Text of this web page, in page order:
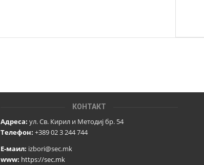
КОНТАКТ
Адреса: ул. Св. Кирил и Методиј бр. 54
Телефон: +389 02 3 244 744
Е-маил: izbori@sec.mk
www: https://sec.mk